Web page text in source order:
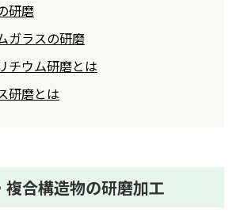
研磨
ガラスの研磨
チウム研磨とは
研磨とは
複合構造物の研磨加工